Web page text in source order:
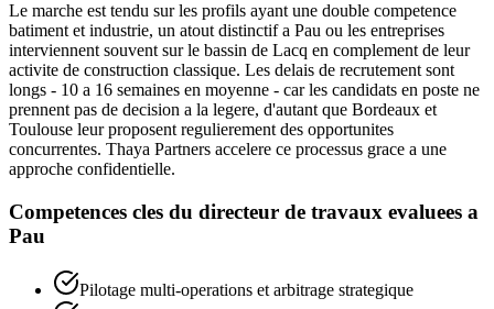
Le marche est tendu sur les profils ayant une double competence
batiment et industrie, un atout distinctif a Pau ou les entreprises
interviennent souvent sur le bassin de Lacq en complement de leur
activite de construction classique. Les delais de recrutement sont
longs - 10 a 16 semaines en moyenne - car les candidats en poste ne
prennent pas de decision a la legere, d'autant que Bordeaux et
Toulouse leur proposent regulierement des opportunites
concurrentes. Thaya Partners accelere ce processus grace a une
approche confidentielle.
Competences cles du directeur de travaux evaluees a
Pau
Pilotage multi-operations et arbitrage strategique